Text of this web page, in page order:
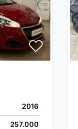
2016
257.000